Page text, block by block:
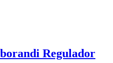
Regulador